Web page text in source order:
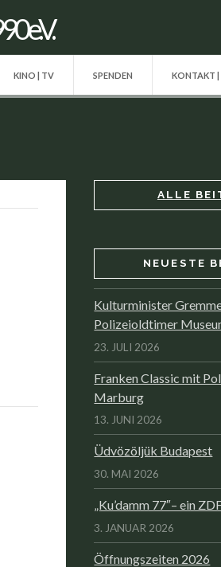
KINO | TV SPENDEN KONTAKT |
ALLE
NEUESTE
Kulturminister
Polizeioldtimer
23. JULI 2026
Franken Classic mit
Marburg
13. JUNI 2026
Üdvözöljük Budapest
30. MAI 2026
„Ku’damm 77″– ein
3. JANUAR 2026
Öffnungszeiten 2026